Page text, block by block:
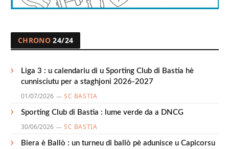
CHRONO 24/24
Liga 3 : u calendariu di u Sporting Club di Bastia hè
cunnisciutu per a staghjoni 2026-2027
01/07/2026 SC BASTIA
Sporting Club di Bastia : lume verde da a DNCG
30/06/2026 SC BASTIA
Biera è Ballò : un turneu di ballò pè adunisce u Capicorsu